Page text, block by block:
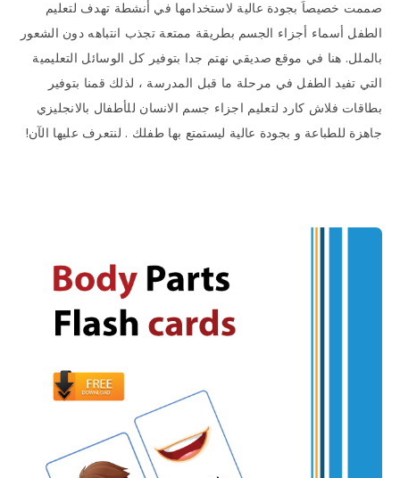
صممت خصيصاَ بجودة عالية لاستخدامها في أنشطة تهدف لتعليم
الطفل أسماء أجزاء الجسم بطريقة ممتعة تجذب انتباهه دون الشعور
بالملل. هنا في موقع صديقي نهتم جدا بتوفير كل الوسائل التعليمية
التي تفيد الطفل في مرحلة ما قبل المدرسة ، لذلك قمنا بتوفير
بطاقات فلاش كارد لتعليم اجزاء جسم الانسان للأطفال بالانجليزي
جاهزة للطباعة و بجودة عالية ليستمتع بها طفلك . لنتعرف عليها الآن!